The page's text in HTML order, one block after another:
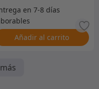
Añadir al carrito